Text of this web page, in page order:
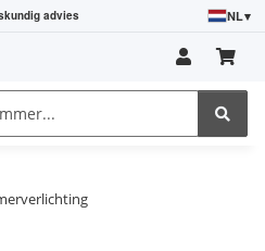
advies NL▾